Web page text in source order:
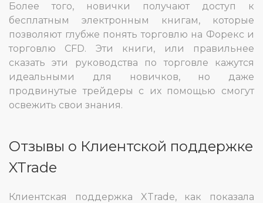
Более того, новички получают доступ к
бесплатным электронным книгам, которые
позволяют глубже понять торговлю на Форекс и
торговлю CFD. Эти книги, или правильнее
сказать эти руководства по торговле кажутся
идеальными для новичков, но даже
продвинутые трейдеры с их помощью смогут
освежить свои знания.
Отзывы о Клиентской поддержке
XTrade
Клиентская поддержка XTrade, как показала